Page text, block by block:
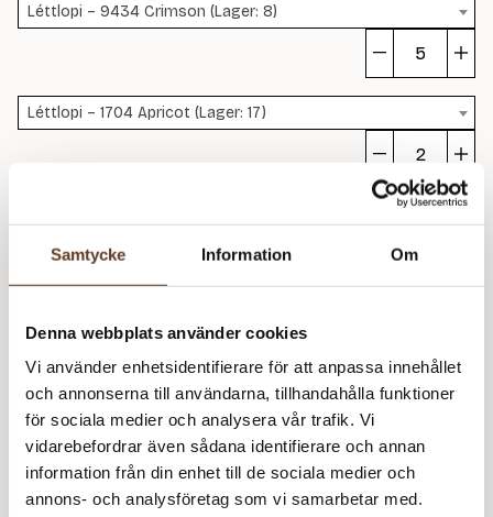
Samtycke Information Om
Denna webbplats använder cookies
Vi använder enhetsidentifierare för att anpassa innehållet
och annonserna till användarna, tillhandahålla funktioner
för sociala medier och analysera vår trafik. Vi
vidarebefordrar även sådana identifierare och annan
information från din enhet till de sociala medier och
annons- och analysföretag som vi samarbetar med.
Léttlopi – 9434 Crimson (Lager: 8)
Léttlopi – 1704 Apricot (Lager: 17)
Rekommenderade tillbehör
Addi Classic Rundstickor – 3.50 mm, 40 cm (89 kr)
Addi Classic Rundstickor – 3.50 mm, 80 cm (89 kr)